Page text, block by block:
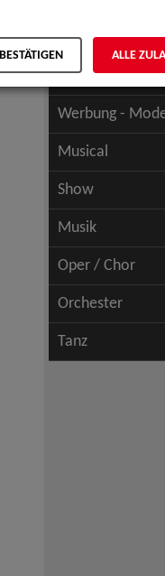
Schauspiel -
Werbung -
Werbung -
Musical
Show
Musik
Oper / Chor
Orchester
Tanz
ALLE